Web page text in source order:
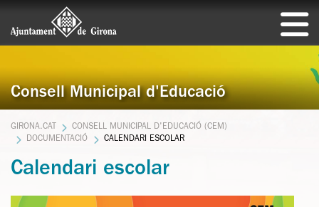
Consell Municipal d'Educació
GIRONA.CAT
CONSELL MUNICIPAL D'EDUCACIÓ (CEM)
DOCUMENTACIÓ
CALENDARI ESCOLAR
Calendari escolar